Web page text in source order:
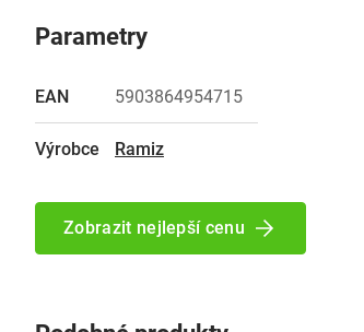
Parametry
EAN 5903864954715
Výrobce Ramiz
Zobrazit nejlepší cenu